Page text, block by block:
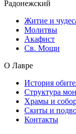
Радонежский
Житие и
Молитвы
Акафист
Св. Мощи
О Лавре
История
Структура
Храмы и
Скиты и
Контакты